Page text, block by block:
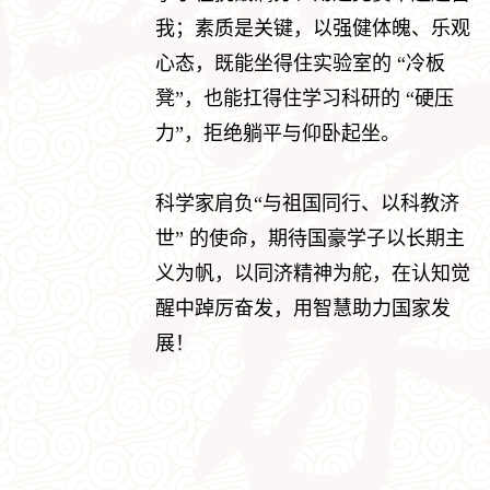
我；素质是关键，以强健体魄、乐观
心态，既能坐得住实验室的 “冷板
凳”，也能扛得住学习科研的 “硬压
力”，拒绝躺平与仰卧起坐。
科学家肩负“与祖国同行、以科教济
世” 的使命，期待国豪学子以长期主
义为帆，以同济精神为舵，在认知觉
醒中踔厉奋发，用智慧助力国家发
展！